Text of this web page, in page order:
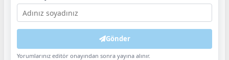
Gönder
Yorumlarınız editör onayından sonra yayına alınır.